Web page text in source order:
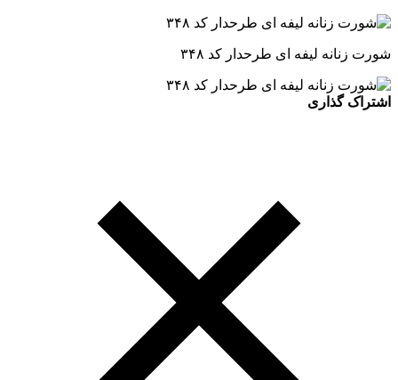
شورت زنانه لیفه ای طرحدار کد ۳۴۸
اشتراک گذاری